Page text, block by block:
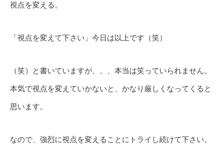
視点を変える。
「視点を変えて下さい」今日は以上です（笑）
（笑）と書いていますが、、、本当は笑っていられません。
本気で視点を変えていかないと、かなり厳しくなってくると
思います。
なので、強烈に視点を変えることにトライし続けて下さい。